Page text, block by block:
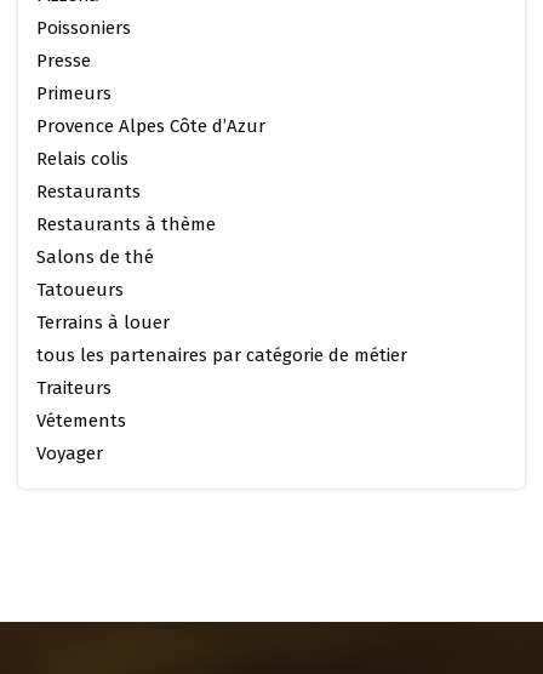
Poissoniers
Presse
Primeurs
Provence Alpes Côte d’Azur
Relais colis
Restaurants
Restaurants à thème
Salons de thé
Tatoueurs
Terrains à louer
tous les partenaires par catégorie de métier
Traiteurs
Vétements
Voyager